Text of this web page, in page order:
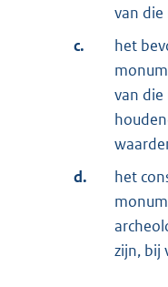
van
c.
het
van
d.
het
zijn, bij